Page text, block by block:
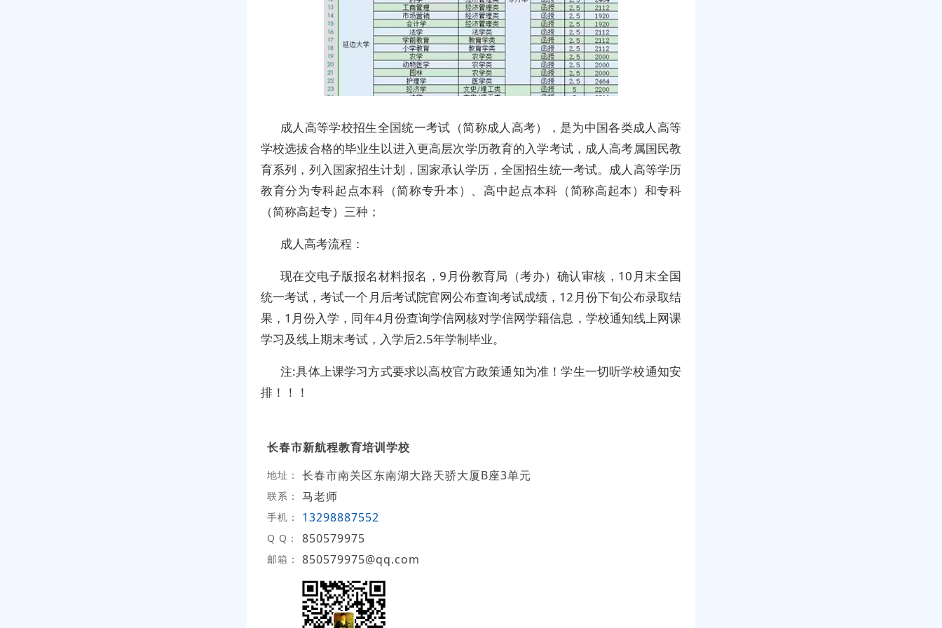
成人高等学校招生全国统一考试（简称成人高考），是为中国各类成人高等
学校选拔合格的毕业生以进入更高层次学历教育的入学考试，成人高考属国民教
育系列，列入国家招生计划，国家承认学历，全国招生统一考试。成人高等学历
教育分为专科起点本科（简称专升本）、高中起点本科（简称高起本）和专科
（简称高起专）三种；
成人高考流程：
现在交电子版报名材料报名，9月份教育局（考办）确认审核，10月末全国
统一考试，考试一个月后考试院官网公布查询考试成绩，12月份下旬公布录取结
果，1月份入学，同年4月份查询学信网核对学信网学籍信息，学校通知线上网课
学习及线上期末考试，入学后2.5年学制毕业。
注:具体上课学习方式要求以高校官方政策通知为准！学生一切听学校通知安
排！！！
长春市新航程教育培训学校
地址： 长春市南关区东南湖大路天骄大厦B座3单元
联系： 马老师
手机： 13298887552
Q Q： 850579975
邮箱： 850579975@qq.com